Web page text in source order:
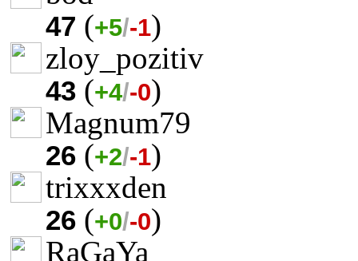
47 (+5/-1)
zloy_pozitiv
43 (+4/-0)
Magnum79
26 (+2/-1)
trixxxden
26 (+0/-0)
RaGaYa